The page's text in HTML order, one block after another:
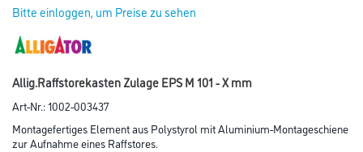
Bitte einloggen, um Preise zu sehen
Allig.Raffstorekasten Zulage EPS M 101 - X mm
Art-Nr.:1002-003437
Montagefertiges Element aus Polystyrol mit Aluminium-Montageschiene
zur Aufnahme eines Raffstores.